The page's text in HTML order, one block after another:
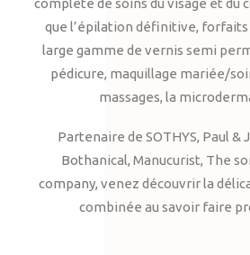
complète de soins du visage et du
que l’épilation définitive, forfaits
large gamme de vernis semi
pédicure, maquillage mariée/
massages, la
Partenaire de SOTHYS, Paul &
Bothanical, Manucurist, The
company, venez découvrir la
combinée au savoir faire